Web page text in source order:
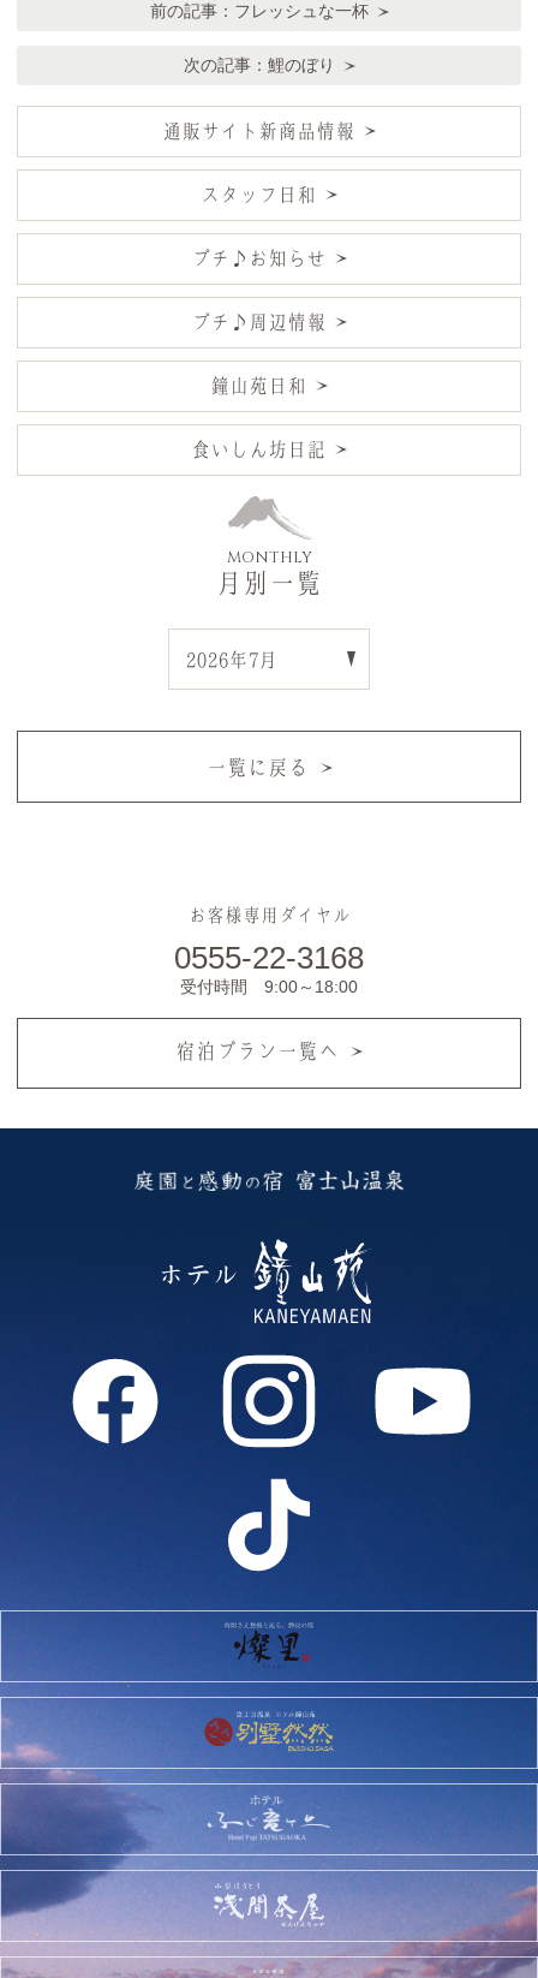
前の記事： フレッシュな一杯
次の記事： 鯉のぼり
通販サイト新商品情報
スタッフ日和
プチ♪お知らせ
プチ♪周辺情報
鐘山苑日和
食いしん坊日記
MONTHLY
月別一覧
一覧に戻る
お客様専用ダイヤル
0555-22-3168
受付時間 9:00～18:00
宿泊プラン一覧へ